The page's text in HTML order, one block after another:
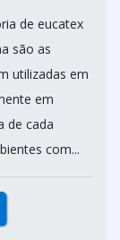
de eucatex
são as
utilizadas em
em
de cada
com...